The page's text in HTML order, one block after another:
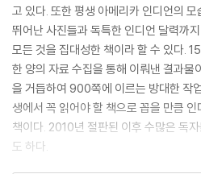
고 있다. 또한 평생 아메리카 인디언의
뛰어난 사진들과 독특한 인디언 달력까
모든 것을 집대성한 책이라 할 수 있다.
한 양의 자료 수집을 통해 이뤄낸 결과
을 거듭하여 900쪽에 이르는 방대한 작
생에서 꼭 읽어야 할 책으로 꼽을 만큼
책이다. 2010년 절판된 이후 수많은 독
도 하다.